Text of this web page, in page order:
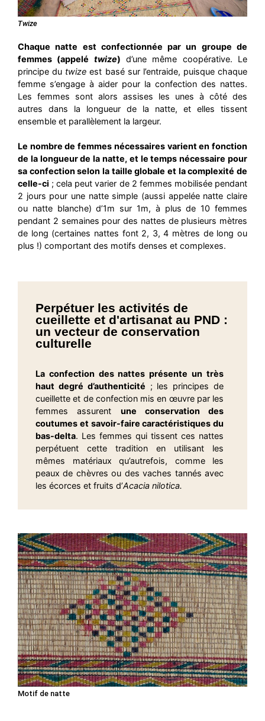
Twize
Chaque natte est confectionnée par un groupe de
femmes (appelé twize) d’une même coopérative. Le
principe du twize est basé sur l’entraide, puisque chaque
femme s’engage à aider pour la confection des nattes.
Les femmes sont alors assises les unes à côté des
autres dans la longueur de la natte, et elles tissent
ensemble et parallèlement la largeur.
Le nombre de femmes nécessaires varient en fonction
de la longueur de la natte, et le temps nécessaire pour
sa confection selon la taille globale et la complexité de
celle-ci ; cela peut varier de 2 femmes mobilisée pendant
2 jours pour une natte simple (aussi appelée natte claire
ou natte blanche) d’1m sur 1m, à plus de 10 femmes
pendant 2 semaines pour des nattes de plusieurs mètres
de long (certaines nattes font 2, 3, 4 mètres de long ou
plus !) comportant des motifs denses et complexes.
Perpétuer les activités de
cueillette et d'artisanat au PND :
un vecteur de conservation
culturelle
La confection des nattes présente un très
haut degré d’authenticité ; les principes de
cueillette et de confection mis en œuvre par les
femmes assurent une conservation des
coutumes et savoir-faire caractéristiques du
bas-delta. Les femmes qui tissent ces nattes
perpétuent cette tradition en utilisant les
mêmes matériaux qu’autrefois, comme les
peaux de chèvres ou des vaches tannés avec
les écorces et fruits d’Acacia nilotica.
Motif de natte